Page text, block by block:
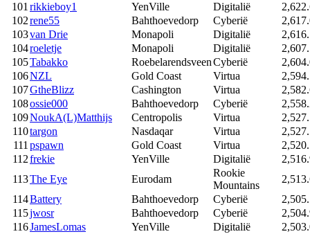
101rikkieboy1 YenVille Digitalië
102rene55 Bahthoevedorp Cyberië
103van Drie Monapoli Digitalië
104roeletje Monapoli Digitalië
105Tabakko RoebelarendsveenCyberië
106NZL Gold Coast Virtua
107GtheBlizz Cashington Virtua
108ossie000 Bahthoevedorp Cyberië
109NoukA(L)Matthijs Centropolis Virtua
110targon Nasdaqar Virtua
111pspawn Gold Coast Virtua
112frekie YenVille Digitalië
113The Eye Eurodam
Rookie
Mountains
114Battery Bahthoevedorp Cyberië
115jwosr Bahthoevedorp Cyberië
116JamesLomas YenVille Digitalië